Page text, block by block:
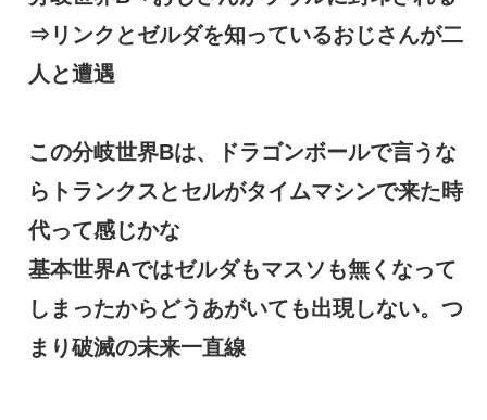
⇒リンクとゼルダを知っているおじさんが二
人と遭遇
この分岐世界Bは、ドラゴンボールで言うな
らトランクスとセルがタイムマシンで来た時
代って感じかな
基本世界Aではゼルダもマスソも無くなって
しまったからどうあがいても出現しない。つ
まり破滅の未来一直線